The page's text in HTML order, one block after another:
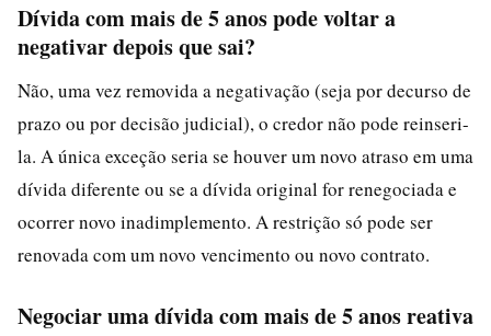
Dívida com mais de 5 anos pode voltar a
negativar depois que sai?
Não, uma vez removida a negativação (seja por decurso de
prazo ou por decisão judicial), o credor não pode reinseri-
la. A única exceção seria se houver um novo atraso em uma
dívida diferente ou se a dívida original for renegociada e
ocorrer novo inadimplemento. A restrição só pode ser
renovada com um novo vencimento ou novo contrato.
Negociar uma dívida com mais de 5 anos reativa